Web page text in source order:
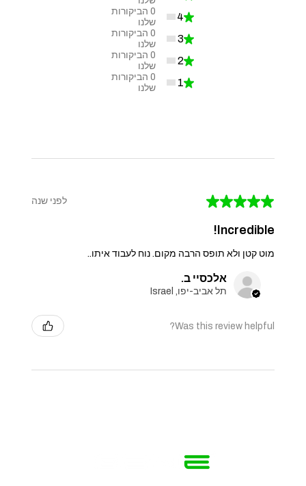
★
4
0%
0 הביקורות
שלנו
★
3
0%
0 הביקורות
שלנו
★
2
0%
0 הביקורות
שלנו
★
1
0%
0 הביקורות
שלנו
★
★
★
★
★ לפני שנה
Incredible!
מוט קטן ולא תופס הרבה מקום. נוח לעבוד איתו..
אלכסיי ב.
תל אביב-יפו, Israel
Was this review helpful?